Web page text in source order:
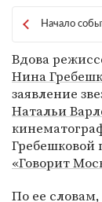
Начало
Вдова
Нина
заявление
Натальи
Гребешковой
«Говорит
По ее